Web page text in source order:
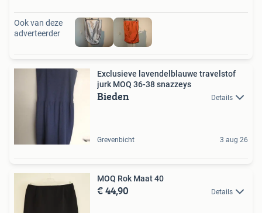
Ook van deze
adverteerder
Exclusieve lavendelblauwe travelstof
jurk MOQ 36-38 snazzeys
Bieden Details
Grevenbicht 3 aug 26
MOQ Rok Maat 40
€ 44,90 Details